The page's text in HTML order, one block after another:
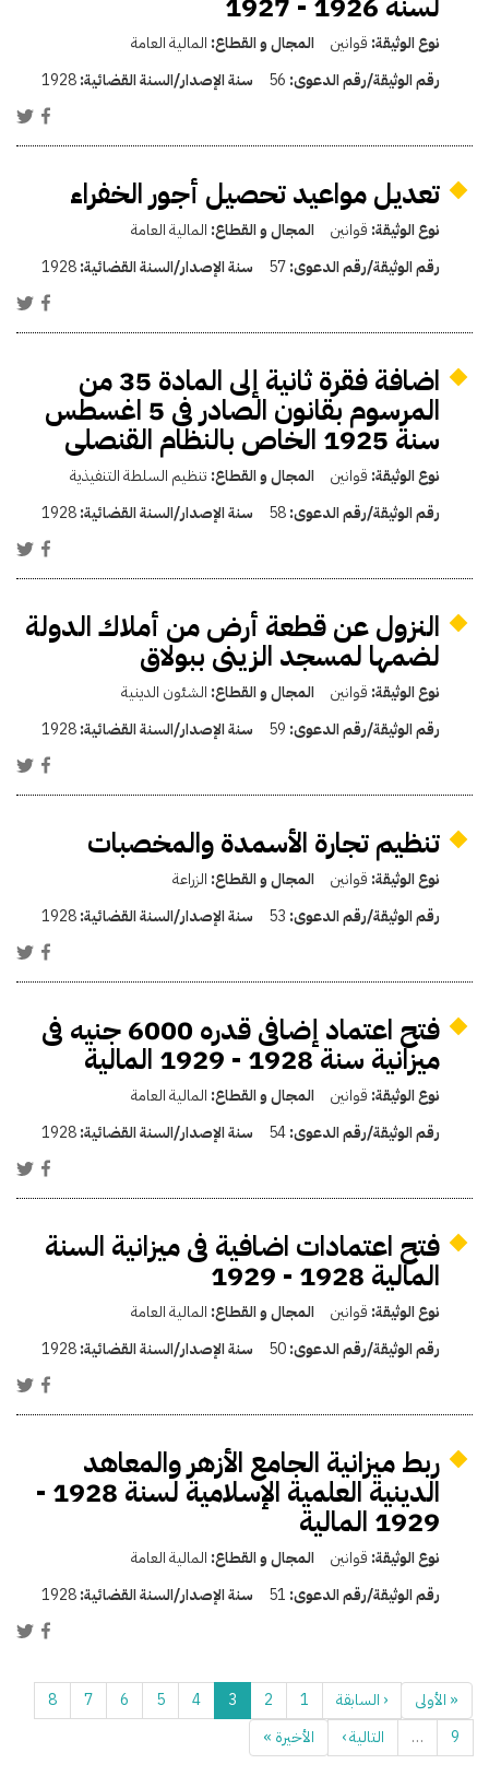
نوع الوثيقة: قوانين المجال و القطاع: المالية العامة
رقم الوثيقة/رقم الدعوى: 56 سنة الإصدار/السنة القضائية:1928
تعديل مواعيد تحصيل أجور الخفراء
نوع الوثيقة: قوانين المجال و القطاع: المالية العامة
رقم الوثيقة/رقم الدعوى:57 سنة الإصدار/السنة القضائية:1928
اضافة فقرة ثانية إلى المادة 35 من
المرسوم بقانون الصادر فى 5 اغسطس
سنة 1925 الخاص بالنظام القنصلى
نوع الوثيقة: قوانين المجال و القطاع: تنظيم السلطة التنفيذية
رقم الوثيقة/رقم الدعوى:58 سنة الإصدار/السنة القضائية:1928
النزول عن قطعة أرض من أملاك الدولة
لضمها لمسجد الزينى ببولاق
نوع الوثيقة: قوانين المجال و القطاع: الشئون الدينية
رقم الوثيقة/رقم الدعوى: 59 سنة الإصدار/السنة القضائية:1928
تنظيم تجارة الأسمدة والمخصبات
نوع الوثيقة: قوانين المجال و القطاع: الزراعة
رقم الوثيقة/رقم الدعوى: 53 سنة الإصدار/السنة القضائية:1928
فتح اعتماد إضافى قدره 6000 جنيه فى
ميزانية سنة 1928 - 1929 المالية
نوع الوثيقة: قوانين المجال و القطاع: المالية العامة
رقم الوثيقة/رقم الدعوى:54 سنة الإصدار/السنة القضائية:1928
فتح اعتمادات اضافية فى ميزانية السنة
المالية 1928 - 1929
نوع الوثيقة: قوانين المجال و القطاع: المالية العامة
رقم الوثيقة/رقم الدعوى:50 سنة الإصدار/السنة القضائية:1928
ربط ميزانية الجامع الأزهر والمعاهد
الدينية العلمية الإسلامية لسنة 1928 -
1929 المالية
نوع الوثيقة: قوانين المجال و القطاع: المالية العامة
رقم الوثيقة/رقم الدعوى: 51 سنة الإصدار/السنة القضائية:1928
« الأولى ‹ السابقة 1
2
3
4
5
6
7
8
9
… التالية › الأخيرة »